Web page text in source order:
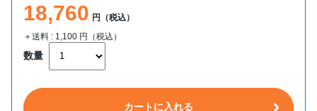
18,760 円（税込）
＋送料 : 1,100 円（税込）
数量
カートに入れる